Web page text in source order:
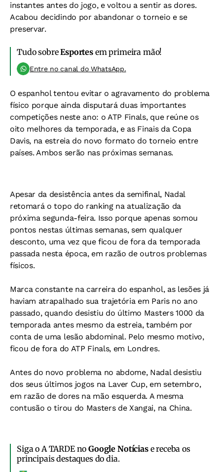
instantes antes do jogo, e voltou a sentir as dores.
Acabou decidindo por abandonar o torneio e se
preservar.
Tudo sobreEsportesem primeira mão!
Entre no canal do WhatsApp.
O espanhol tentou evitar o agravamento do problema
físico porque ainda disputará duas importantes
competições neste ano: o ATP Finals, que reúne os
oito melhores da temporada, e as Finais da Copa
Davis, na estreia do novo formato do torneio entre
países. Ambos serão nas próximas semanas.
Apesar da desistência antes da semifinal, Nadal
retomará o topo do ranking na atualização da
próxima segunda-feira. Isso porque apenas somou
pontos nestas últimas semanas, sem qualquer
desconto, uma vez que ficou de fora da temporada
passada nesta época, em razão de outros problemas
físicos.
Marca constante na carreira do espanhol, as lesões já
haviam atrapalhado sua trajetória em Paris no ano
passado, quando desistiu do último Masters 1000 da
temporada antes mesmo da estreia, também por
conta de uma lesão abdominal. Pelo mesmo motivo,
ficou de fora do ATP Finals, em Londres.
Antes do novo problema no abdome, Nadal desistiu
dos seus últimos jogos na Laver Cup, em setembro,
em razão de dores na mão esquerda. A mesma
contusão o tirou do Masters de Xangai, na China.
Siga o A TARDE noGoogle Notíciase receba os
principais destaques do dia.